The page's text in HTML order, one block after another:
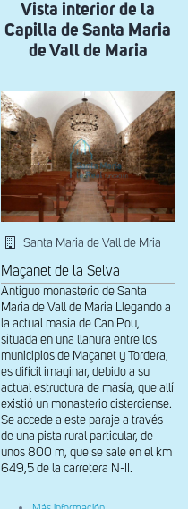
del
sur
de
Vilanova
de
Segría
Vista interior de la
Capilla de Santa Maria
de Vall de Maria
Santa Maria de Vall de Mria
Maçanet de la Selva
Antiguo monasterio de Santa
Maria de Vall de Maria Llegando a
la actual masía de Can Pou,
situada en una llanura entre los
municipios de Maçanet y Tordera,
es difícil imaginar, debido a su
actual estructura de masía, que allí
existió un monasterio cisterciense.
Se accede a este paraje a través
de una pista rural particular, de
unos 800 m, que se sale en el km
649,5 de la carretera N-II.